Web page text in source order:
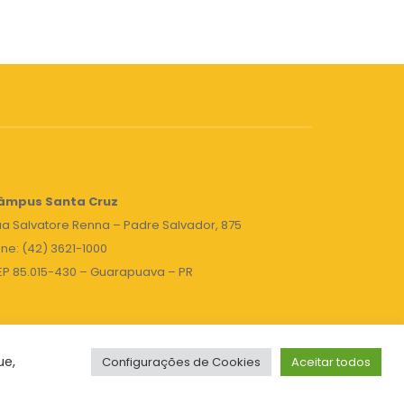
Santa Cruz
Salvatore Renna – Padre Salvador, 875
(42) 3621-1000
85.015-430 – Guarapuava – PR
Configurações de Cookies Aceitar todos